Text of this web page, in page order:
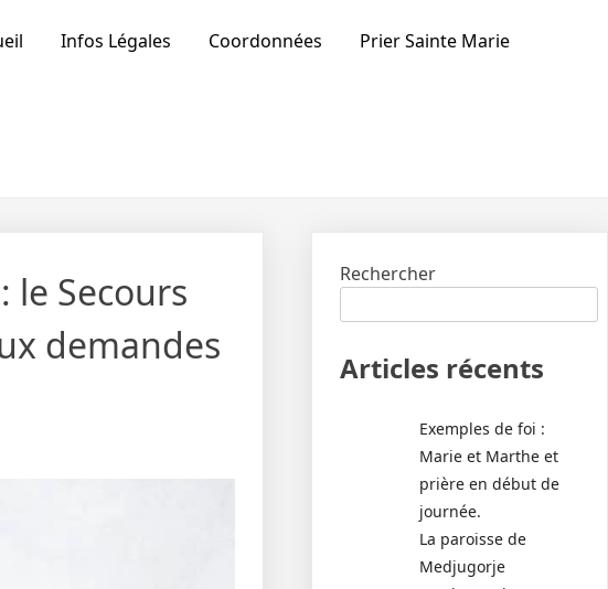
Infos Légales Coordonnées Prier Sainte Marie
le Secours
demandes
Rechercher
Articles récents
Exemples de foi :
Marie et Marthe et
prière en début de
journée.
La paroisse de
Medjugorje